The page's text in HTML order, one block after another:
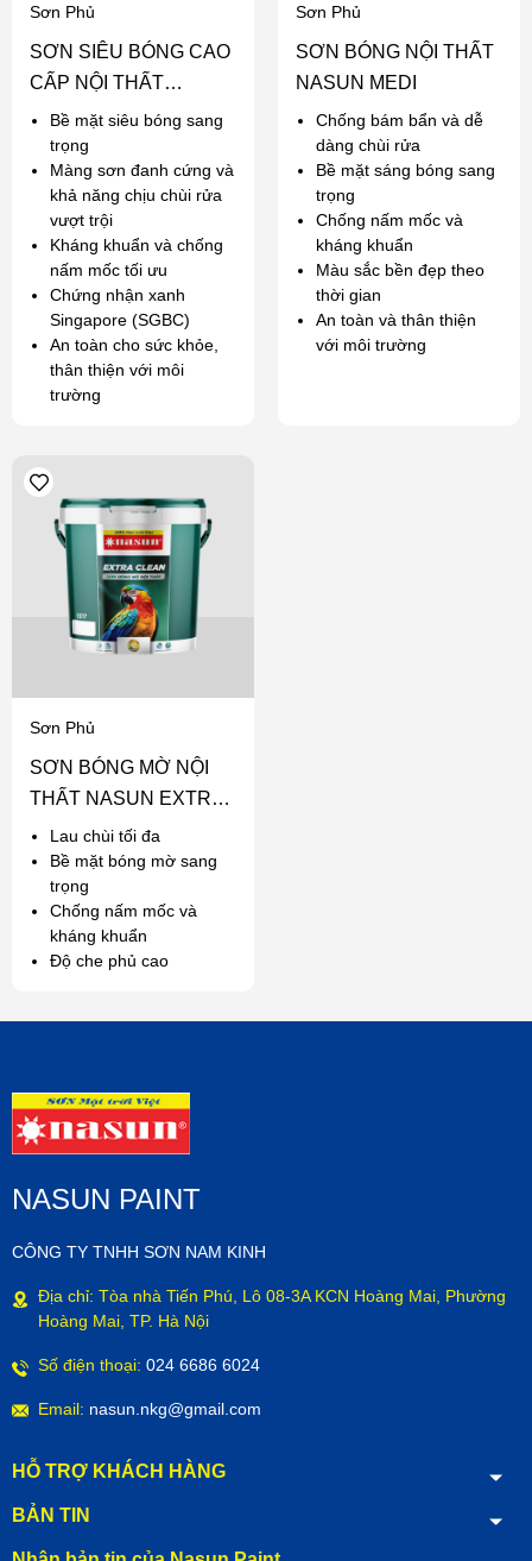
Sơn Phủ
SƠN SIÊU BÓNG CAO
CẤP NỘI THẤT
NASUN ANGEL
Bề mặt siêu bóng sang
trọng
Màng sơn đanh cứng và
khả năng chịu chùi rửa
vượt trội
Kháng khuẩn và chống
nấm mốc tối ưu
Chứng nhận xanh
Singapore (SGBC)
An toàn cho sức khỏe,
thân thiện với môi
trường
Sơn Phủ
SƠN BÓNG NỘI THẤT
NASUN MEDI
Chống bám bẩn và dễ
dàng chùi rửa
Bề mặt sáng bóng sang
trọng
Chống nấm mốc và
kháng khuẩn
Màu sắc bền đẹp theo
thời gian
An toàn và thân thiện
với môi trường
Sơn Phủ
SƠN BÓNG MỜ NỘI
THẤT NASUN EXTRA
CLEAN
Lau chùi tối đa
Bề mặt bóng mờ sang
trọng
Chống nấm mốc và
kháng khuẩn
Độ che phủ cao
NASUN PAINT
CÔNG TY TNHH SƠN NAM KINH
Địa chỉ: Tòa nhà Tiến Phú, Lô 08-3A KCN Hoàng Mai, Phường
Hoàng Mai, TP. Hà Nội
Số điện thoại: 024 6686 6024
Email: nasun.nkg@gmail.com
HỖ TRỢ KHÁCH HÀNG
BẢN TIN